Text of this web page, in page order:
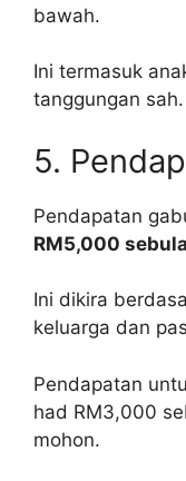
bawah.
Ini termasuk
tanggungan sah.
5.
Pendapatan
RM5,000
Ini dikira
keluarga dan
Pendapatan
had RM3,000
mohon.